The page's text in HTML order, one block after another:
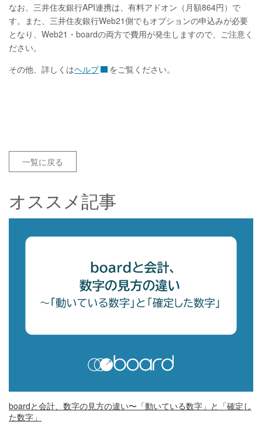
なお、三井住友銀行API連携は、有料アドオン（月額864円）で
す。また、三井住友銀行Web21側でもオプションの申込みが必要
となり、Web21・boardの両方で費用が発生しますので、ご注意く
ださい。
その他、詳しくはヘルプ をご覧ください。
一覧に戻る
オススメ記事
boardと会計、数字の見方の違い〜「動いている数字」と「確定し
た数字」